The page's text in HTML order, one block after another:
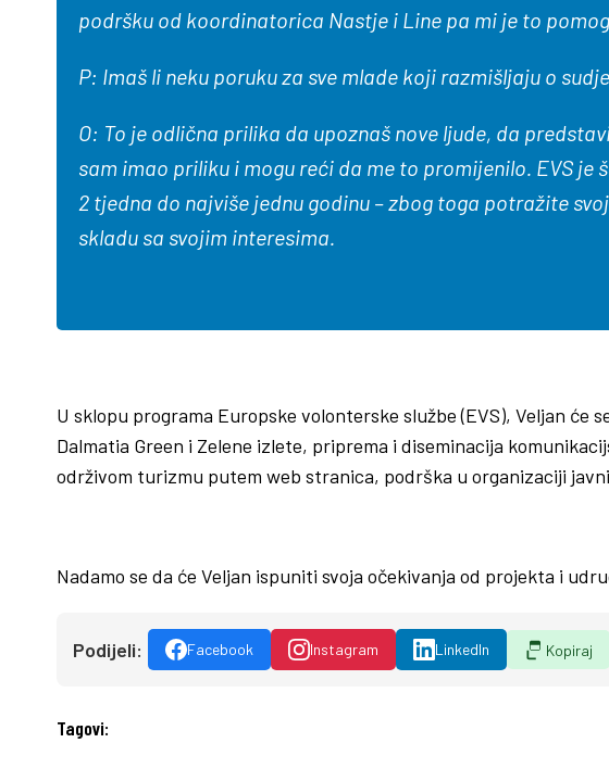
podršku od koordinatorica Nastje i Line pa mi je to
P: Imaš li neku poruku za sve mlade koji razmišljaju o
O: To je odlična prilika da upoznaš nove ljude, da
sam imao priliku i mogu reći da me to promijenilo. EVS
2 tjedna do najviše jednu godinu – zbog toga potražite
skladu sa svojim interesima.
U sklopu programa Europske volonterske službe (EVS), Veljan
Dalmatia Green i Zelene izlete, priprema i diseminacija
održivom turizmu putem web stranica, podrška u organizaciji
Nadamo se da će Veljan ispuniti svoja očekivanja od projekta i
Podijeli: Facebook Instagram LinkedIn Kopiraj
Tagovi: